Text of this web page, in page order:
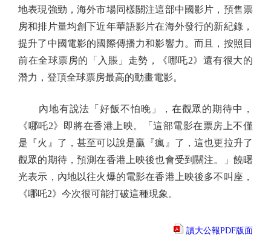
地表現強勁，海外市場同樣關注這部中國影片，預售票
房和排片量均創下近年華語影片在海外發行的新紀錄，
提升了中國電影的國際傳播力和影響力。而且，按照目
前在全球票房的「入賬」走勢，《哪吒2》還有很大的
潛力，登頂全球票房最高的動畫電影。
內地有說法「好飯不怕晚」，在觀眾的期待中，
《哪吒2》即將在香港上映。「這部電影在票房上不僅
是『火』了，甚至可以說是贏『瘋』了，這也更拉升了
觀眾的期待，預測在香港上映後也會受到關注。」饒曙
光表示，內地以往火爆的電影在香港上映後多不叫座，
《哪吒2》今次很可能打破這種現象。
讀大公報PDF版面